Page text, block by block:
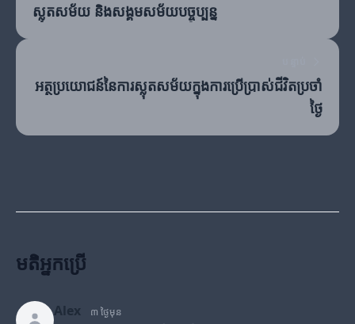
ស្លុតសម័យ និងសង្គមសម័យបច្ចុប្បន្ន
អត្ថប្រយោជន៍នៃការស្លុតសម័យក្នុងការប្រើប្រាស់ជីវិតប្រចាំ
ថ្ងៃ
មតិអ្នកប្រើ
Alex ៣ ថ្ងៃមុន